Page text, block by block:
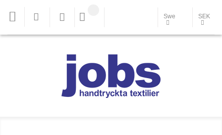
Swe SEK